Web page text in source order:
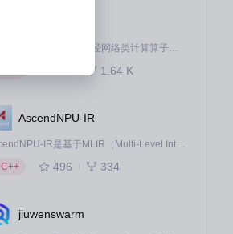
本项目是CANN提供的神经网络类计算算子库，实现网络在NPU上加速计算。
1.64 K
AscendNPU-IR
AscendNPU-IR是基于MLIR（Multi-Level Intermediate Representation）构建的，面向昇腾亲和算子编译时使用的中间表示，提供昇腾完备表达能力，通过编译优化提升昇腾AI处理器计算效率，支持通过生态框架使能昇腾AI处理器与深度调优
C++
496 334
jiuwenswarm